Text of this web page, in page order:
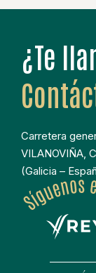
¿Te
Carretera
VILANOVIÑA,
(Galicia –